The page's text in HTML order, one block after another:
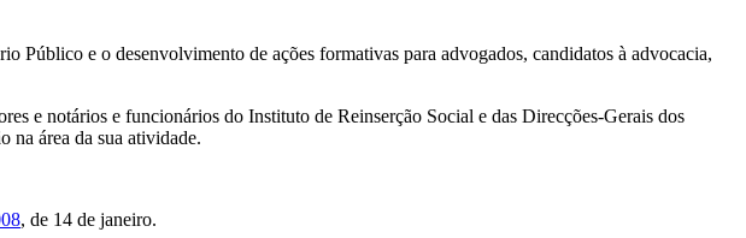
e o desenvolvimento de ações formativas para advogados, candidatos à advocacia,
e notários e funcionários do Instituto de Reinserção Social e das Direcções-Gerais dos
na área da sua atividade.
, de 14 de janeiro.